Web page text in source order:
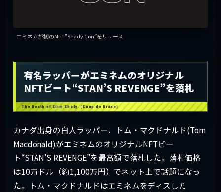
エミネムが初のNFT”Shady Con”をリリース
有名ラッパーがエミネムのオリジナル
NFTビート“STAN’S REVENGE”を落札
カナダ出身の白人ラッパー、トム・マクドナルド(Tom
Macdonald)がエミネムのオリジナルNFTビー
ト“STAN’S REVENGE”を最高額で落札した。落札価格
は10万ドル（約1,100万円）でネット上で話題になっ
た。トム・マクドナルドはエミネムをディスした